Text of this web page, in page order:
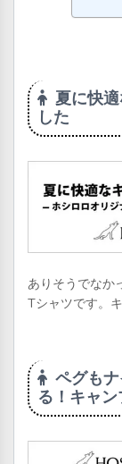
夏に快
した
ありそうでなか
Tシャツです。
ペグも
る！キャ